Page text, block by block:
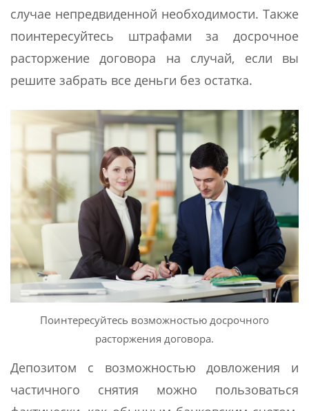
случае непредвиденной необходимости. Также
поинтересуйтесь штрафами за досрочное
расторжение договора на случай, если вы
решите забрать все деньги без остатка.
Поинтересуйтесь возможностью досрочного
расторжения договора.
Депозитом с возможностью довложения и
частичного снятия можно пользоваться